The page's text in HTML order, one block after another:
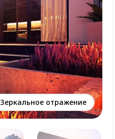
Зеркальное отражение